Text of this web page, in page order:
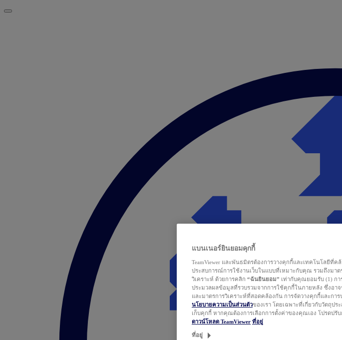
แบนเนอร์ยินยอมคุกกี้
TeamViewer และพันธมิตรต้องการวางคุกกี้และเทคโนโลยี
ประสบการณ์การใช้งานเว็บในแบบที่เหมาะกับคุณ รวมถึงมาต
วิเคราะห์ ด้วยการคลิก “ฉันยินยอม” เท่ากับคุณยอมรับ (1) กา
ประมวลผลข้อมูลที่รวบรวมจากการใช้คุกกี้ในภายหลัง ซึ่งอ
และมาตรการวิเคราะห์ที่สอดคล้องกัน การจัดวางคุกกี้และกา
นโยบายความเป็นส่วนตัวของเรา โดยเฉพาะที่เกี่ยวกับวัตถุป
เก็บคุกกี้ หากคุณต้องการเลือกการตั้งค่าของคุณเอง โปรดปรั
ดาวน์โหลด TeamViewer ที่อยู่
ที่อยู่